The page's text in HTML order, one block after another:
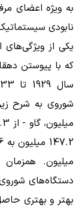
به ویژه اعضای
نابودی
یکی از
که با پیوستن
میلیون.
دستگاه‌های شوروی
بهتر و بهتری